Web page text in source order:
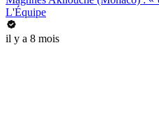
L'Équipe
il y a 8 mois